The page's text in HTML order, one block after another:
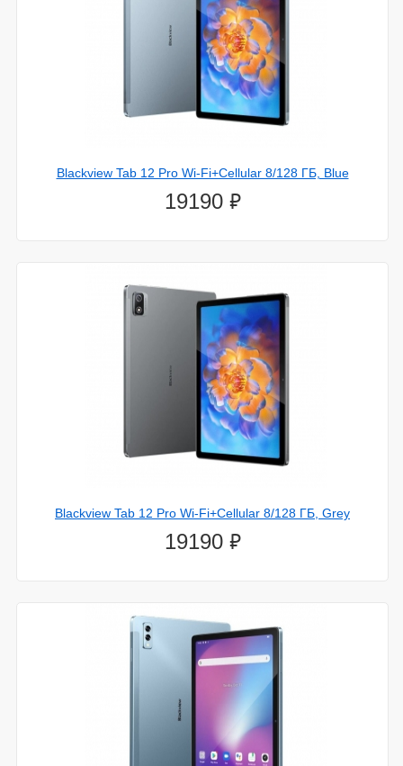
Blackview Tab 12 Pro Wi-Fi+Cellular 8/128 ГБ, Blue
19190 ⃏
Blackview Tab 12 Pro Wi-Fi+Cellular 8/128 ГБ, Grey
19190 ⃏